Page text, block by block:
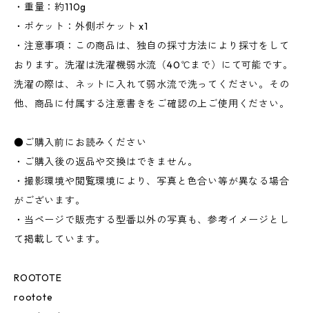
・重量：約110g
・ポケット：外側ポケット x1
・注意事項：この商品は、独自の採寸方法により採寸をして
おります。洗濯は洗濯機弱水流（40℃まで）にて可能です。
洗濯の際は、ネットに入れて弱水流で洗ってください。その
他、商品に付属する注意書きをご確認の上ご使用ください。
●ご購入前にお読みください
・ご購入後の返品や交換はできません。
・撮影環境や閲覧環境により、写真と色合い等が異なる場合
がございます。
・当ページで販売する型番以外の写真も、参考イメージとし
て掲載しています。
ROOTOTE
rootote